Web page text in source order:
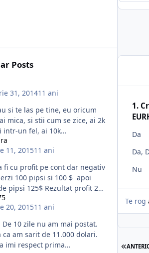
1.
Da
Da,
Nu
Te rog
Posts
31, 201411 ani
si te las pe tine, eu oricum
mica, si stii cum se zice, ai 2k
intr-un fel, ai 10k
altfel. o sa revin luna
o sa fim la ega
11, 201511 ani
fi cu profit pe cont dar negativ
100 pipsi si 100 $ apoi
pipsi 125$ Rezultat profit 25
20, 201511 ani
10 zile nu am mai postat.
ca am sarit de 11.000 dolari.
imi respect prima